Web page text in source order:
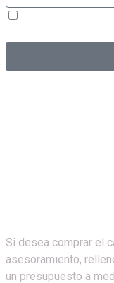
Si desea comprar el
asesoramiento,
un presupuesto a